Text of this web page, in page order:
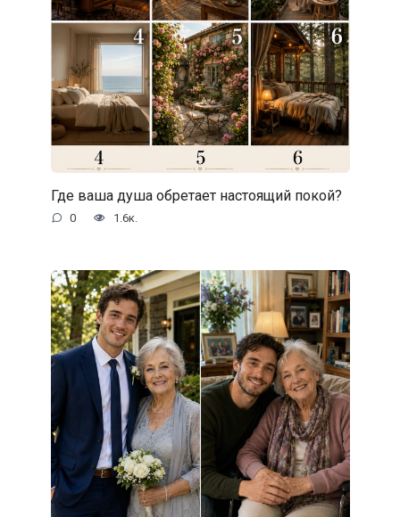
Где ваша душа обретает настоящий покой?
0 1.6к.